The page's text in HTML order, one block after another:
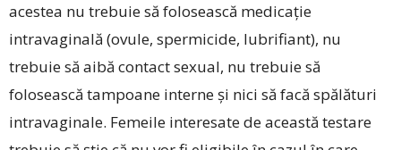
acestea nu trebuie să folosească medicație
intravaginală (ovule, spermicide, lubrifiant), nu
trebuie să aibă contact sexual, nu trebuie să
folosească tampoane interne și nici să facă spălături
intravaginale. Femeile interesate de această testare